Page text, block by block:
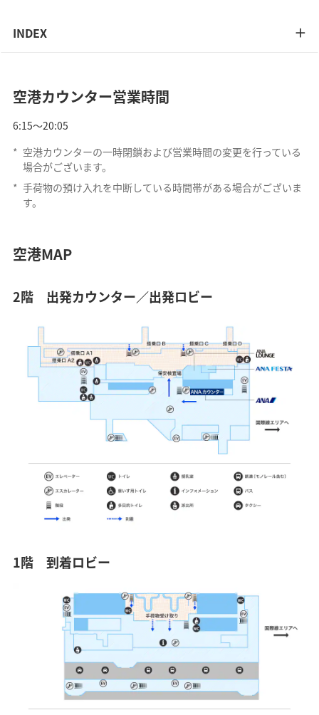
INDEX
空港カウンター営業時間
6:15～20:05
* 空港カウンターの一時閉鎖および営業時間の変更を行っている
場合がございます。
* 手荷物の預け入れを中断している時間帯がある場合がございま
す。
空港MAP
2階 出発カウンター／出発ロビー
1階 到着ロビー